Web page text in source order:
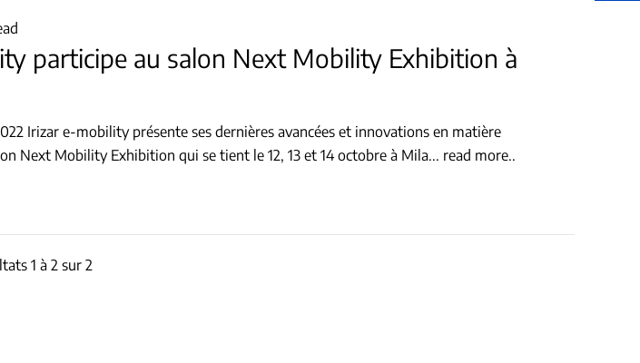
participe au salon Next Mobility Exhibition à
Irizar e-mobility présente ses dernières avancées et innovations en matière
Next Mobility Exhibition qui se tient le 12, 13 et 14 octobre à Mila... read more..
1 à 2 sur 2